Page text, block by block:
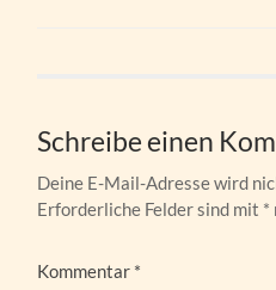
Schreibe einen
Deine E-Mail-Adresse wird
Erforderliche Felder sind mit *
Kommentar *